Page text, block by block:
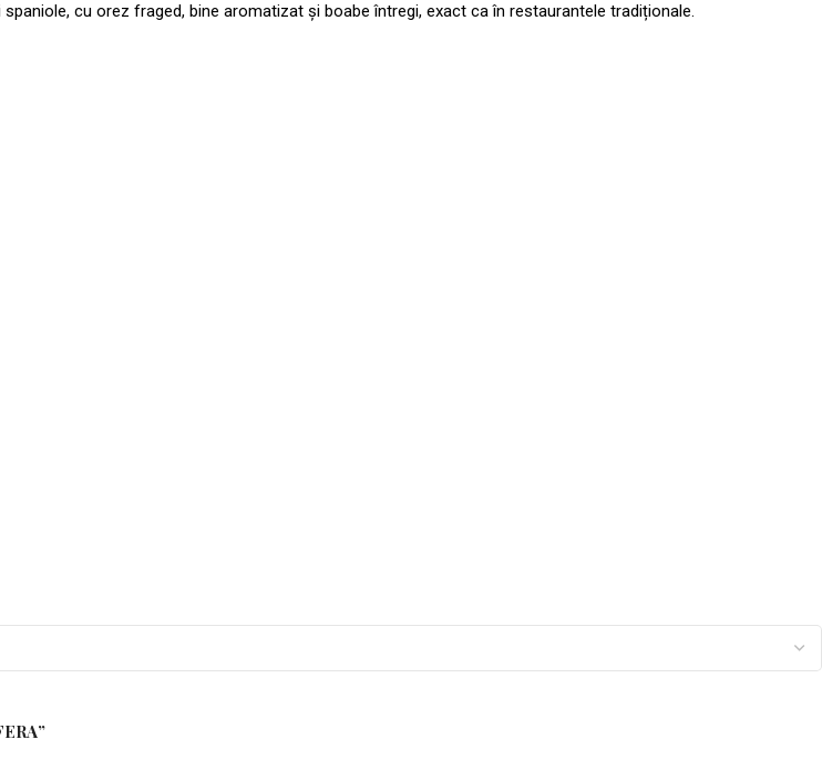
cu orez fraged, bine aromatizat și boabe întregi, exact ca în restaurantele tradiționale.